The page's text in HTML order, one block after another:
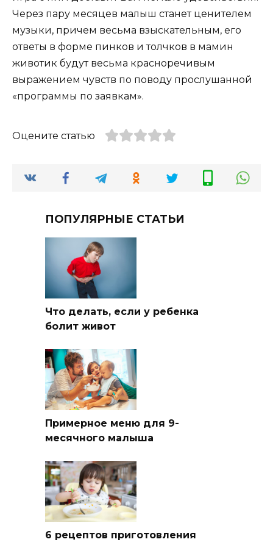
Через пару месяцев малыш станет ценителем
музыки, причем весьма взыскательным, его
ответы в форме пинков и толчков в мамин
животик будут весьма красноречивым
выражением чувств по поводу прослушанной
«программы по заявкам».
Оцените статью
ПОПУЛЯРНЫЕ СТАТЬИ
Что делать, если у ребенка
болит живот
Примерное меню для 9-
месячного малыша
6 рецептов приготовления